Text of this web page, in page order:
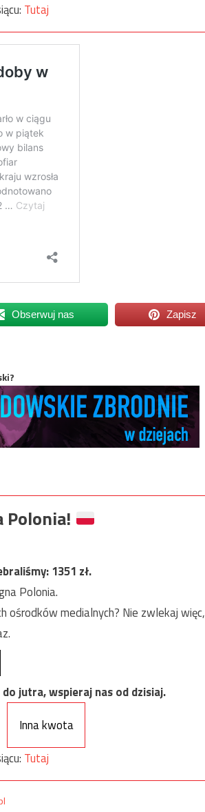
Tutaj
Obserwuj nas Zapisz
Polonia!
1351 zł.
Polonia.
medialnych? Nie zwlekaj więc,
jutra, wspieraj nas od dzisiaj.
Inna kwota
Tutaj